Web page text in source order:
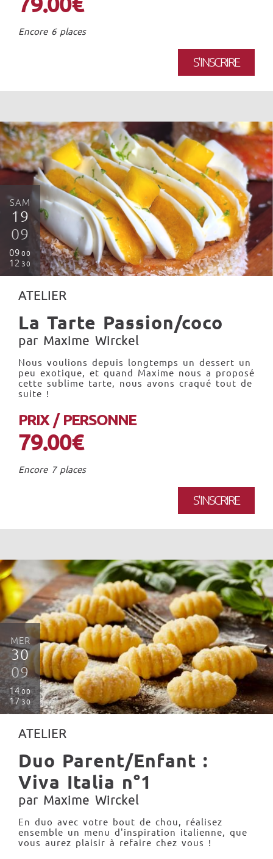
Encore 6 places
S'INSCRIRE
SAM
19
09
09 00
12 30
ATELIER
La Tarte Passion/coco
par Maxime Wirckel
Nous voulions depuis longtemps un dessert un
peu exotique, et quand Maxime nous a proposé
cette sublime tarte, nous avons craqué tout de
suite !
PRIX / PERSONNE
79.00€
Encore 7 places
S'INSCRIRE
MER
30
09
14 00
1730
ATELIER
Duo Parent/Enfant :
Viva Italia n°1
par Maxime Wirckel
En duo avec votre bout de chou, réalisez
ensemble un menu d'inspiration italienne, que
vous aurez plaisir à refaire chez vous !